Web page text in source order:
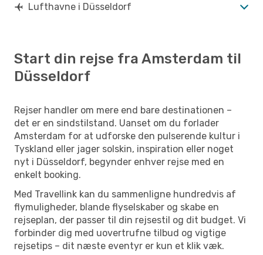
Lufthavne i Düsseldorf
Start din rejse fra Amsterdam til
Düsseldorf
Rejser handler om mere end bare destinationen –
det er en sindstilstand. Uanset om du forlader
Amsterdam for at udforske den pulserende kultur i
Tyskland eller jager solskin, inspiration eller noget
nyt i Düsseldorf, begynder enhver rejse med en
enkelt booking.
Med Travellink kan du sammenligne hundredvis af
flymuligheder, blande flyselskaber og skabe en
rejseplan, der passer til din rejsestil og dit budget. Vi
forbinder dig med uovertrufne tilbud og vigtige
rejsetips – dit næste eventyr er kun et klik væk.